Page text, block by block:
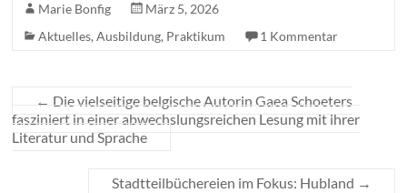
Marie Bonfig
März 5, 2026
Aktuelles,Ausbildung, Praktikum 1 Kommentar
← Die vielseitige belgische Autorin Gaea Schoeters
fasziniert in einer abwechslungsreichen Lesung mit ihrer
Literatur und Sprache
Stadtteilbüchereien im Fokus: Hubland →